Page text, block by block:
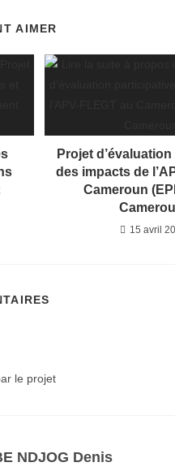
AIMER
Projet
des impacts de
Cameroun
15 avril
le projet
NDJOG Denis